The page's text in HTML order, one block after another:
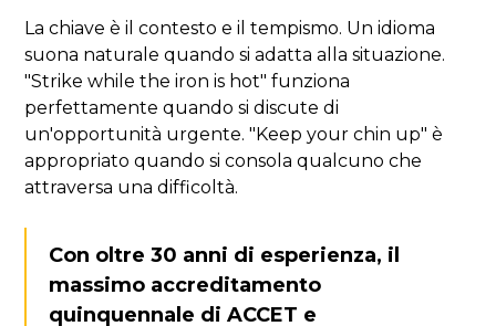
La chiave è il contesto e il tempismo. Un idioma
suona naturale quando si adatta alla situazione.
"Strike while the iron is hot" funziona
perfettamente quando si discute di
un'opportunità urgente. "Keep your chin up" è
appropriato quando si consola qualcuno che
attraversa una difficoltà.
Con oltre 30 anni di esperienza, il
massimo accreditamento
quinquennale di ACCET e